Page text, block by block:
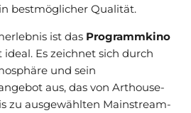
bestmöglicher Qualität.
ist das Programmkino
Es zeichnet sich durch
und sein
aus, das von Arthouse-
zu ausgewählten Mainstream-